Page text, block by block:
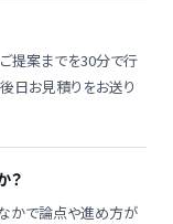
提案までを30分で行
日お見積りをお送り
？
かで論点や進め方が